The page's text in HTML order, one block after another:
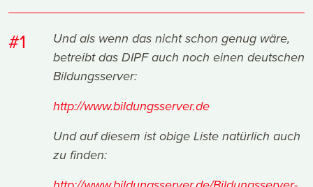
#1
Und als wenn das nicht schon genug wäre,
betreibt das DIPF auch noch einen deutschen
Bildungsserver:
http://www.bildungsserver.de
Und auf diesem ist obige Liste natürlich auch
zu finden: